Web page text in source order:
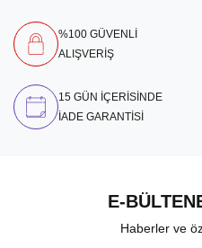
%100 GÜVENLİ
ALIŞVERİŞ
15 GÜN İÇERİSİNDE
İADE GARANTİSİ
E-
Haberler ve